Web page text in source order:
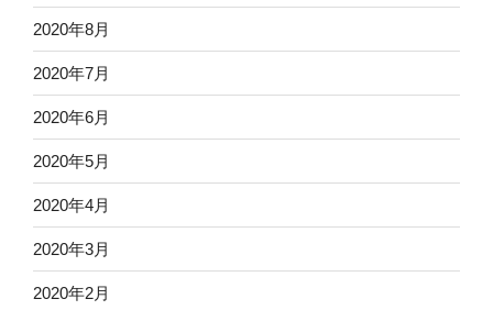
2020年8月
2020年7月
2020年6月
2020年5月
2020年4月
2020年3月
2020年2月